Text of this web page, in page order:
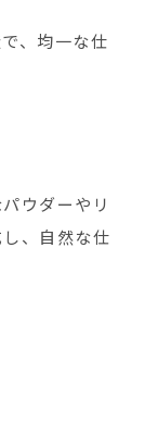
、均一な仕
ウダーやリ
、自然な仕